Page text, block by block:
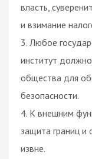
власть,
и взимание
3. Любое
институт
общества для
безопасности.
4. К внешним
защита границ и
извне.